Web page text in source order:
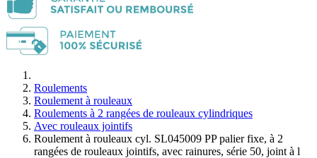
Roulements
Roulement à rouleaux
Roulements à 2 rangées de rouleaux cylindriques
Avec rouleaux jointifs
Roulement à rouleaux cyl. SL045009 PP palier fixe, à 2
rangées de rouleaux jointifs, avec rainures, série 50, joint à l